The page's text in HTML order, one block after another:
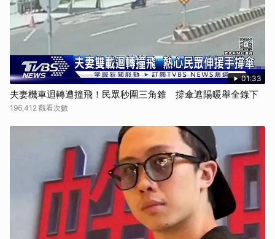
01:33
夫妻機車迴轉遭撞飛！民眾秒圍三角錐 撐傘遮陽暖舉全錄下
196,412 觀看次數